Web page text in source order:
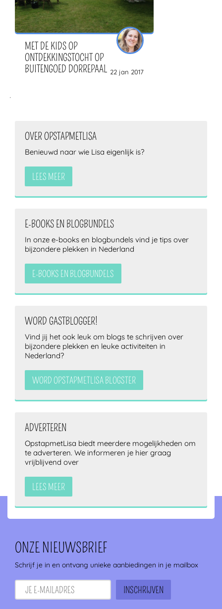
MET DE KIDS OP
ONTDEKKINGSTOCHT OP
BUITENGOED DORREPAAL 22 jan 2017
OVER OPSTAPMETLISA
Benieuwd naar wie Lisa eigenlijk is?
LEES MEER
E-BOOKS EN BLOGBUNDELS
In onze e-books en blogbundels vind je tips over
bijzondere plekken in Nederland
E-BOOKS EN BLOGBUNDELS
WORD GASTBLOGGER!
Vind jij het ook leuk om blogs te schrijven over
bijzondere plekken en leuke activiteiten in
Nederland?
WORD OPSTAPMETLISA BLOGSTER
ADVERTEREN
OpstapmetLisa biedt meerdere mogelijkheden om
te adverteren. We informeren je hier graag
vrijblijvend over
LEES MEER
ONZE NIEUWSBRIEF
Schrijf je in en ontvang unieke aanbiedingen in je mailbox